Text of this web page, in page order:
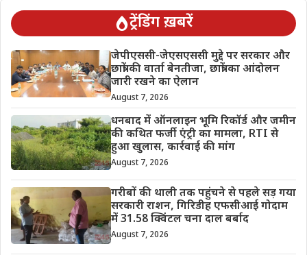
ट्रेंडिंग ख़बरें
जेपीएससी-जेएसएससी मुद्दे पर सरकार और
छात्रों की वार्ता बेनतीजा, छात्रों का आंदोलन
जारी रखने का ऐलान
August 7, 2026
धनबाद में ऑनलाइन भूमि रिकॉर्ड और जमीन
की कथित फर्जी एंट्री का मामला, RTI से
हुआ खुलास, कार्रवाई की मांग
August 7, 2026
गरीबों की थाली तक पहुंचने से पहले सड़ गया
सरकारी राशन, गिरिडीह एफसीआई गोदाम
में 31.58 क्विंटल चना दाल बर्बाद
August 7, 2026